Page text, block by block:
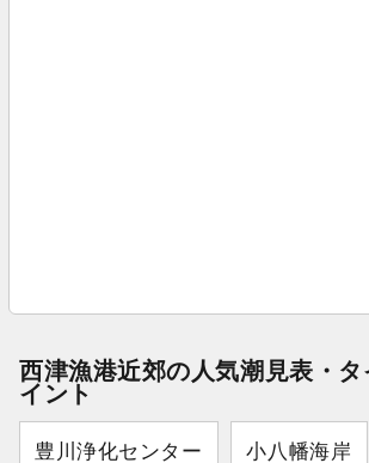
西津漁港近郊の人気潮見表・
イント
豊川浄化センター 小八幡海岸